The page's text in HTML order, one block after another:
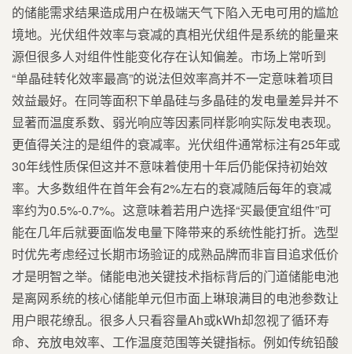
的储能需求结果造成用户在极端天气下陷入无电可用的尴尬
境地。光伏组件效率与衰减的真相光伏组件是系统的能量来
源但很多人对组件性能变化存在认知偏差。市场上常听到
“单晶硅转化效率最高”的说法但效率高并不一定意味着项目
效益最好。在同等面积下单晶硅与多晶硅的发电量差异并不
显著而温度系数、弱光响应等因素同样影响实际发电表现。
更值得关注的是组件的衰减率。光伏组件通常标注有25年或
30年线性质保但这并不意味着使用十年后仍能保持初始效
率。大多数组件在首年会有2%左右的衰减随后每年的衰减
率约为0.5%-0.7%。这意味着若用户选择“买最便宜组件”可
能在几年后就要面临发电量下降带来的系统性能打折。选型
时优先考虑经过长期市场验证的成熟品牌而非盲目追求低价
才是明智之举。储能电池关键技术指标背后的门道储能电池
是离网系统的核心储能单元但市面上琳琅满目的电池参数让
用户眼花缭乱。很多人只看容量Ah或kWh却忽视了循环寿
命、充放电效率、工作温度范围等关键指标。例如传统铅酸